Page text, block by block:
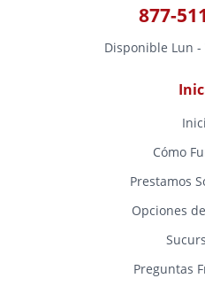
877-
Disponible Lun -
Cómo
Prestamos
Opciones
Preguntas